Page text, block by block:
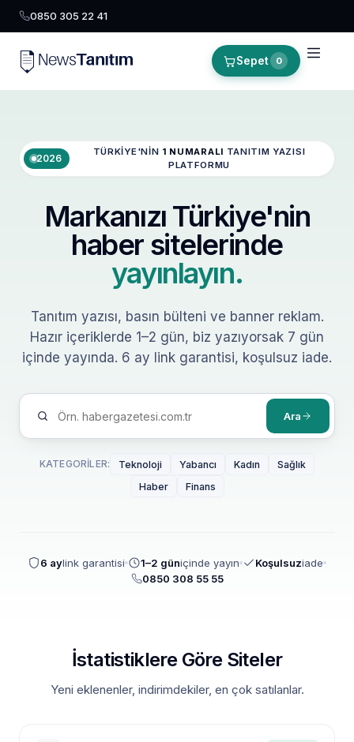
0850 305 22 41
Sepet 0
2026
TÜRKIYE'NIN 1 NUMARALI TANITIM YAZISI
PLATFORMU
Markanızı Türkiye'nin
haber sitelerinde
yayınlayın.
Tanıtım yazısı, basın bülteni ve banner reklam.
Hazır içeriklerde 1–2 gün, biz yazıyorsak 7 gün
içinde yayında. 6 ay link garantisi, koşulsuz iade.
Ara
KATEGORILER: Teknoloji Yabancı Kadın
Sağlık
Haber
Finans
6 aylink garantisi 1–2 güniçinde yayın Koşulsuziade
0850 308 55 55
İstatistiklere Göre Siteler
Yeni eklenenler, indirimdekiler, en çok satılanlar.